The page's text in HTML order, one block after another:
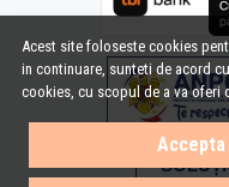
Acest site foloseste cookies
in continuare, sunteti de acord
cookies, cu scopul de a va oferi